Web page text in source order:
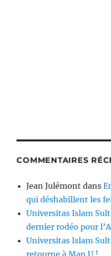
COMMENTAIRES
Jean Julémont dans
qui déshabillent les
Universitas Islam
dernier rodéo pour
Universitas Islam